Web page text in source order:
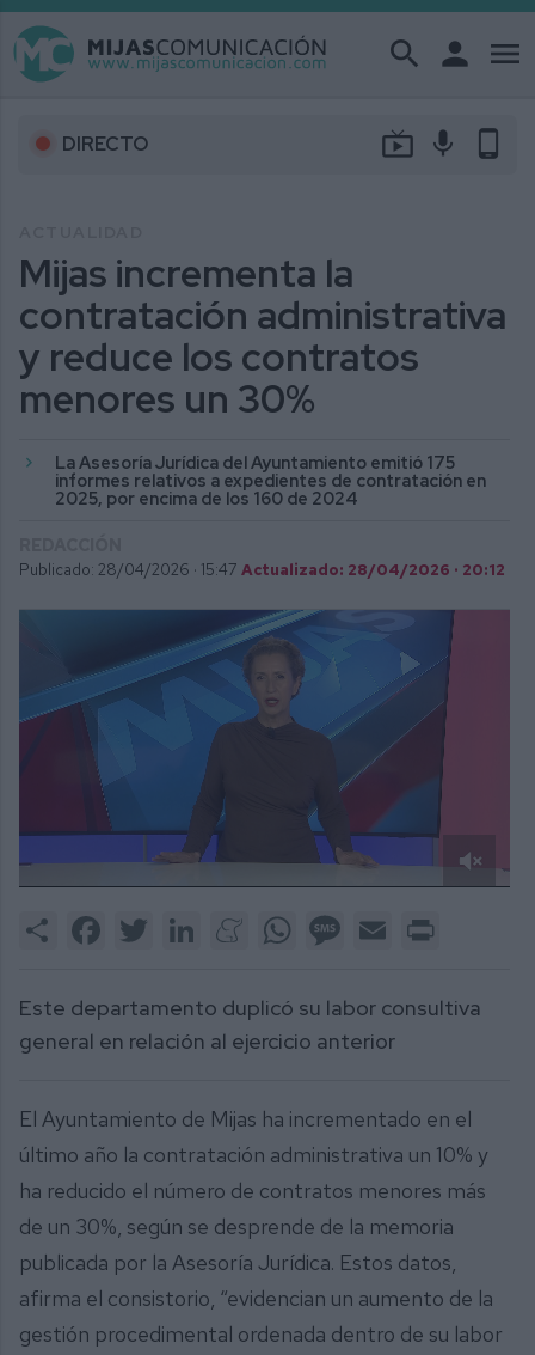
search person menu
DIRECTO live_tv mic phone_android
Mijas incrementa la
contratación administrativa
y reduce los contratos
menores un 30%
La Asesoría Jurídica del Ayuntamiento emitió 175
informes relativos a expedientes de contratación en
2025, por encima de los 160 de 2024
Publicado: 28/04/2026 · 15:47 Actualizado: 28/04/2026 · 20:12
1
Share FacebookTwitter LinkedInMeneameWhatsAppMessage
Email
Este departamento duplicó su labor consultiva
general en relación al ejercicio anterior
El Ayuntamiento de Mijas ha incrementado en el
último año la contratación administrativa un 10% y
ha reducido el número de contratos menores más
de un 30%, según se desprende de la memoria
publicada por la Asesoría Jurídica. Estos datos,
afirma el consistorio, “evidencian un aumento de la
gestión procedimental ordenada dentro de su labor